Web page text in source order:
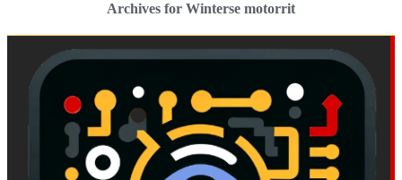
Archives for Winterse motorrit